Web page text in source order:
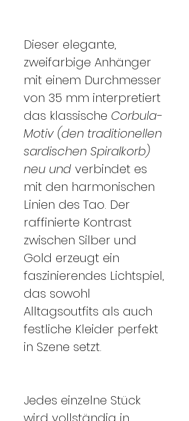
Dieser elegante,
zweifarbige Anhänger
mit einem Durchmesser
von 35 mm interpretiert
das klassische Corbula-
Motiv (den traditionellen
sardischen Spiralkorb)
neu und verbindet es
mit den harmonischen
Linien des Tao. Der
raffinierte Kontrast
zwischen Silber und
Gold erzeugt ein
faszinierendes Lichtspiel,
das sowohl
Alltagsoutfits als auch
festliche Kleider perfekt
in Szene setzt.
Jedes einzelne Stück